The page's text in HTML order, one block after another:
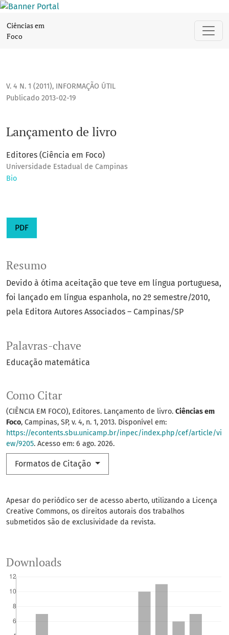
Ciências em
Foco
V. 4 N. 1 (2011), INFORMAÇÃO ÚTIL
Lançamento de livro
Publicado 2013-02-19
Editores (Ciência em Foco)
Universidade Estadual de Campinas
Bio
PDF
Palavras-chave
Educação matemática
Como Citar
(CIÊNCIA EM FOCO), Editores. Lançamento de livro. Ciências em
Foco, Campinas, SP, v. 4, n. 1, 2013. Disponível em:
https://econtents.sbu.unicamp.br/inpec/index.php/cef/article/vi
ew/9205. Acesso em: 6 ago. 2026.
Formatos de Citação
Resumo
Devido à ótima aceitação que teve em língua portuguesa,
foi lançado em língua espanhola, no 2º semestre/2010,
pela Editora Autores Associados – Campinas/SP
Apesar do periódico ser de acesso aberto, utilizando a Licença
Creative Commons, os direitos autorais dos trabalhos
submetidos são de exclusividade da revista.
Downloads